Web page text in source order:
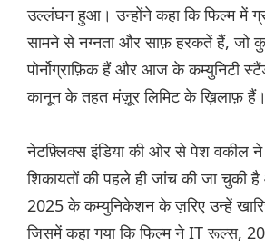
उल्लंघन हुआ। उन्होंने कहा कि फिल्म में
सामने से नग्नता और साफ़ हरकतें हैं, जो
पोर्नोग्राफ़िक हैं और आज के कम्युनिटी
कानून के तहत मंज़ूर लिमिट के ख़िलाफ़ हैं।
नेटफ़्लिक्स इंडिया की ओर से पेश वकील ने
शिकायतों की पहले ही जांच की जा चुकी
2025 के कम्युनिकेशन के ज़रिए उन्हें
जिसमें कहा गया कि फिल्म ने IT रूल्स,